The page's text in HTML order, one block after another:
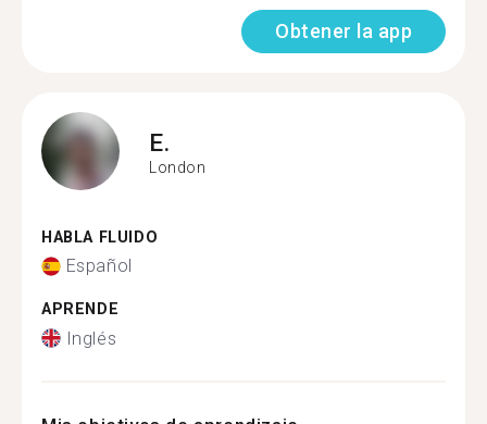
Obtener la app
E.
London
HABLA FLUIDO
Español
APRENDE
Inglés